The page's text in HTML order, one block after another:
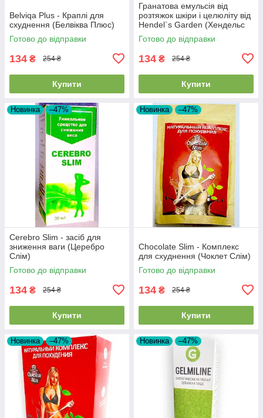
Belviqa Plus - Краплі для
схуднення (Белвіква Плюс)
Готово до відправки
134 ₴ 254 ₴
Купити
Гранатова емульсія від
розтяжок шкіри і целюліту від
Hendel`s Garden (Хендельс
Гаден)
Готово до відправки
134 ₴ 254 ₴
Купити
Новинка –47%
Cerebro Slim - засіб для
зниження ваги (Церебро
Слім)
Готово до відправки
134 ₴ 254 ₴
Купити
Новинка –47%
Chocolate Slim - Комплекс
для схуднення (Чоклет Слім)
Готово до відправки
134 ₴ 254 ₴
Купити
Новинка –47% Новинка –47%